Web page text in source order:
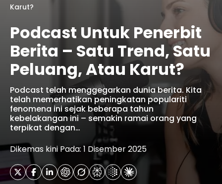
Karut?
Podcast Untuk Penerbit
Berita – Satu Trend, Satu
Peluang, Atau Karut?
Podcast telah menggegarkan dunia berita. Kita
telah memerhatikan peningkatan populariti
fenomena ini sejak beberapa tahun
kebelakangan ini – semakin ramai orang yang
terpikat dengan…
Dikemas kini Pada: 1 Disember 2025